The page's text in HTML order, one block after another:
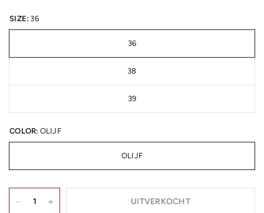
SIZE: 36
36
38
39
COLOR: OLIJF
OLIJF
UITVERKOCHT